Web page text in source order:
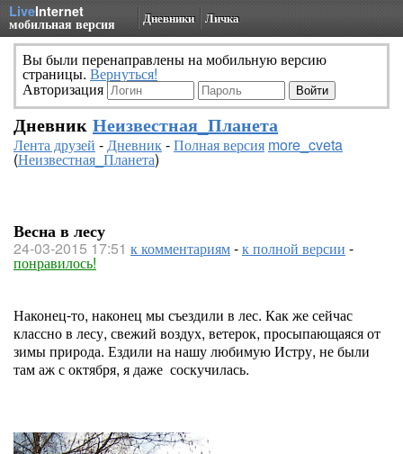
LiveInternet
мобильная версия Дневники Личка
Вы были перенаправлены на мобильную версию
страницы. Вернуться!
Авторизация
Дневник Неизвестная_Планета
Лента друзей -Дневник-Полная версия more_cveta
(Неизвестная_Планета)
Весна в лесу
24-03-2015 17:51 к комментариям-к полной версии -
понравилось!
Наконец-то, наконец мы съездили в лес. Как же сейчас
классно в лесу, свежий воздух, ветерок, просыпающаяся от
зимы природа. Ездили на нашу любимую Истру, не были
там аж с октября, я даже соскучилась.